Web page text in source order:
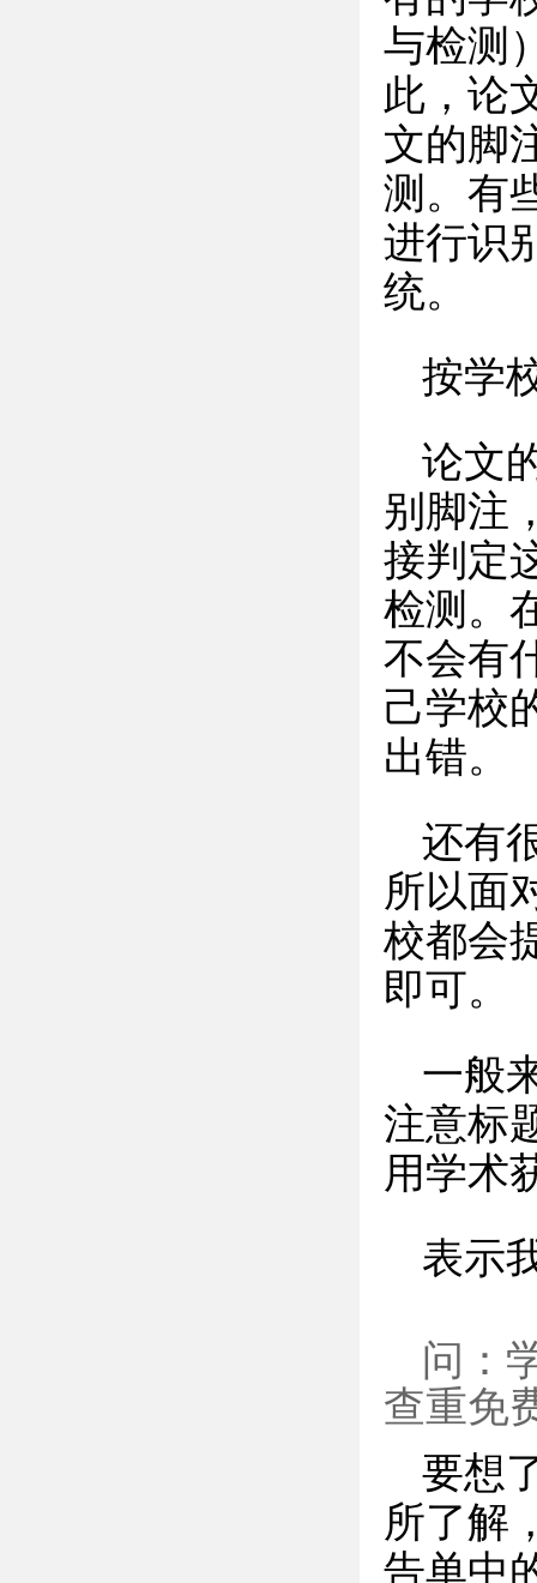
与检测
此，论
文的脚
测。有
进行识
统。
按学
论文
别脚注
接判定
检测。
不会有
己学校
出错。
还有
所以面
校都会
即可。
一般
注意标
用学术
表示
问：
查重免
要想
所了解
告单中